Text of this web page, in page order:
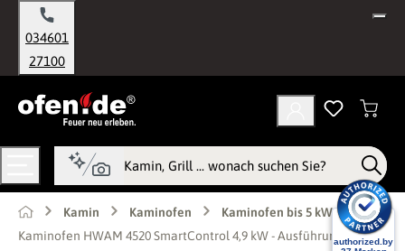
springen
034601
27100
Kamin Kaminofen
Kaminofen bis 5 kW
Kaminofen HWAM 4520 SmartControl 4,9 kW - Ausführung: 4520c